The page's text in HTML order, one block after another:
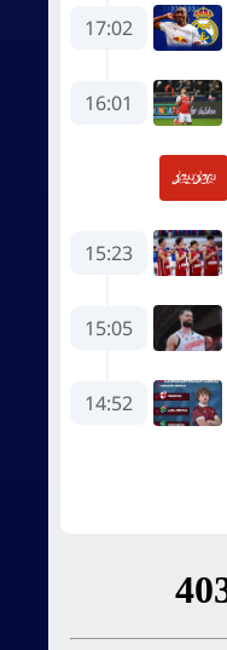
17:02
16:01
15:23
15:05
14:52